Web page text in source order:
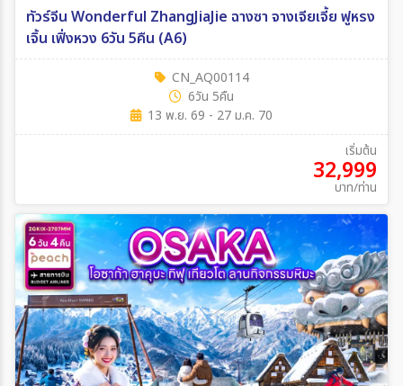
ทัวร์จีน Wonderful ZhangJiaJie ฉางซา จางเจียเจี้ย ฟูหรง
เจิ้น เฟิ่งหวง 6วัน 5คืน (A6)
CN_AQ00114
6วัน 5คืน
13 พ.ย. 69 - 27 ม.ค. 70
เริ่มต้น
32,999
บาท/ท่าน